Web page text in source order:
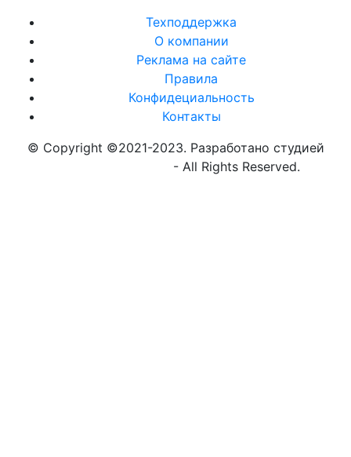
Техподдержка
О компании
Реклама на сайте
Правила
Конфидециальность
Контакты
© Copyright ©2021-2023. Разработано студией
- All Rights Reserved.